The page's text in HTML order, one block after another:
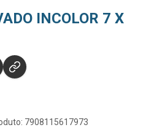
INCOLOR 7 X
7908115617973